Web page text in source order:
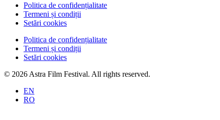
Politica de confidențialitate
Termeni și condiții
Setări cookies
Politica de confidențialitate
Termeni și condiții
Setări cookies
© 2026 Astra Film Festival. All rights reserved.
EN
RO